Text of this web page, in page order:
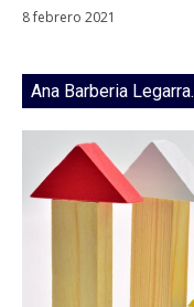
8 febrero 2021
Ana Barberia